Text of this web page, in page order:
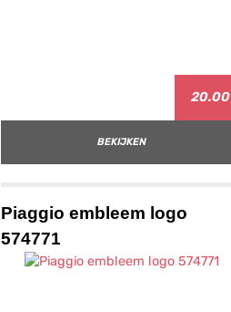
20.00
BEKIJKEN
Piaggio embleem logo
574771